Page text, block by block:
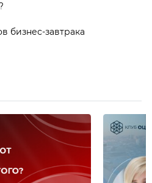
бизнес-завтрака